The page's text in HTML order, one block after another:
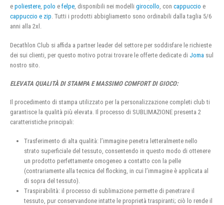
e poliestere, polo e felpe, disponibili nei modelli girocollo, con cappuccio e
cappuccio e zip. Tutti i prodotti abbigliamento sono ordinabili dalla taglia 5/6
anni alla 2xl.
Decathlon Club si affida a partner leader del settore per soddisfare le richieste
dei sui clienti, per questo motivo potrai trovare le offerte dedicate di Joma sul
nostro sito.
ELEVATA QUALITÀ DI STAMPA E MASSIMO COMFORT DI GIOCO:
Il procedimento di stampa utilizzato per la personalizzazione completi club ti
garantisce la qualità più elevata. Il processo di SUBLIMAZIONE presenta 2
caratteristiche principali:
Trasferimento di alta qualità: l’immagine penetra letteralmente nello
strato superficiale del tessuto, consentendo in questo modo di ottenere
un prodotto perfettamente omogeneo a contatto con la pelle
(contrariamente alla tecnica del flocking, in cui l’immagine è applicata al
di sopra del tessuto).
Traspirabilità: il processo di sublimazione permette di penetrare il
tessuto, pur conservandone intatte le proprietà traspiranti; ciò lo rende il